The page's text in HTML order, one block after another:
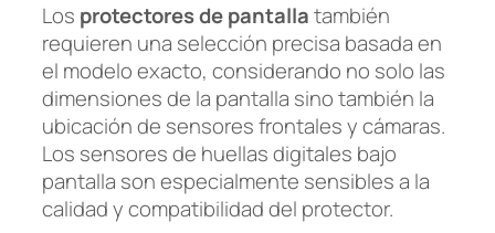
Los protectores de pantallatambién
requieren una selección precisa basada en
el modelo exacto, considerando no solo las
dimensiones de la pantalla sino también la
ubicación de sensores frontales y cámaras.
Los sensores de huellas digitales bajo
pantalla son especialmente sensibles a la
calidad y compatibilidad del protector.